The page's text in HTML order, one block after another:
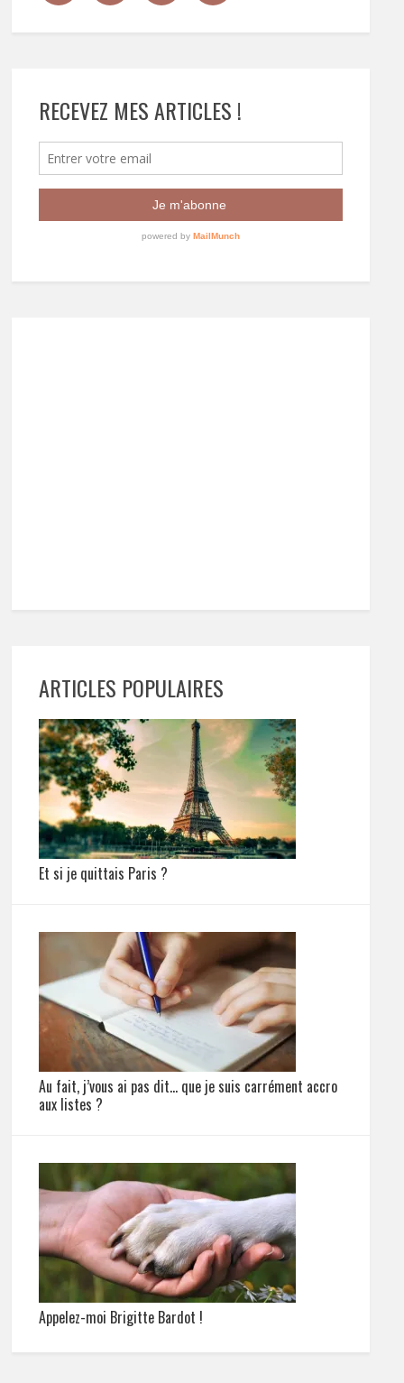
RECEVEZ MES ARTICLES !
ARTICLES POPULAIRES
Et si je quittais Paris ?
Au fait, j’vous ai pas dit… que je suis carrément accro
aux listes ?
Appelez-moi Brigitte Bardot !